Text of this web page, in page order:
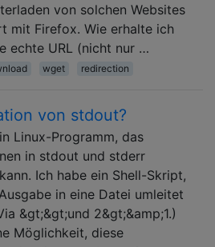
von solchen Websites
mit Firefox. Wie erhalte ich
echte URL (nicht nur …
wget redirection
von stdout?
Linux-Programm, das
in stdout und stderr
Ich habe ein Shell-Skript,
in eine Datei umleitet
&gt;&gt;und 2&gt;&amp;1.)
Möglichkeit, diese